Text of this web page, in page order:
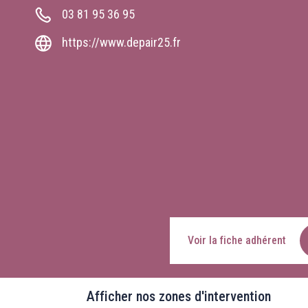
03 81 95 36 95
https://www.depair25.fr
Voir la fiche adhérent
Afficher nos zones d'intervention